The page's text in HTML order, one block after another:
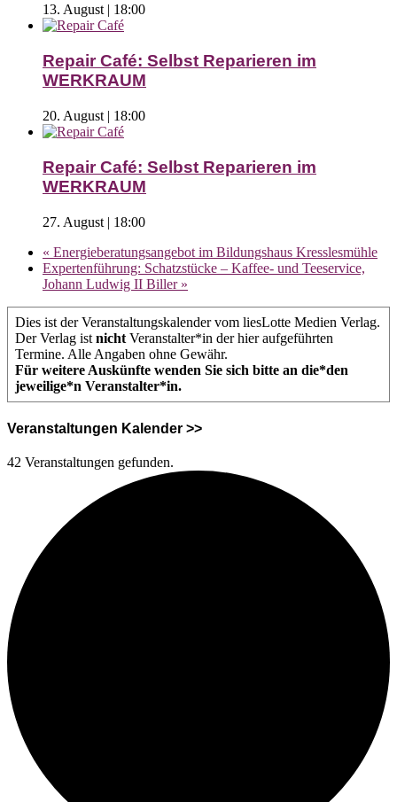
13. August | 18:00
Repair Café: Selbst Reparieren im
WERKRAUM
20. August | 18:00
Repair Café: Selbst Reparieren im
WERKRAUM
27. August | 18:00
« Energieberatungsangebot im Bildungshaus Kresslesmühle
Expertenführung: Schatzstücke – Kaffee- und Teeservice,
Johann Ludwig II Biller »
Dies ist der Veranstaltungskalender vom liesLotte Medien Verlag.
Der Verlag ist nicht Veranstalter*in der hier aufgeführten
Termine. Alle Angaben ohne Gewähr.
Für weitere Auskünfte wenden Sie sich bitte an die*den
jeweilige*n Veranstalter*in.
Veranstaltungen Kalender >>
42 Veranstaltungen gefunden.